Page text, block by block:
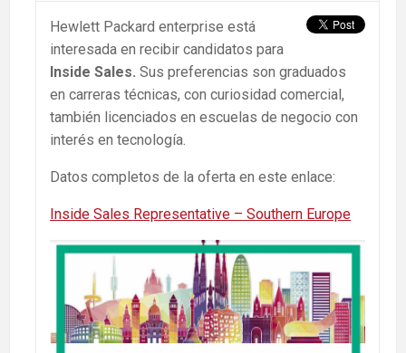
Hewlett Packard enterprise está
interesada en recibir candidatos para
Inside Sales. Sus preferencias son graduados
en carreras técnicas, con curiosidad comercial,
también licenciados en escuelas de negocio con
interés en tecnología.
Datos completos de la oferta en este enlace:
Inside Sales Representative – Southern Europe